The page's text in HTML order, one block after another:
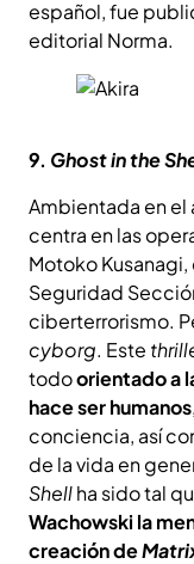
español, fue
editorial Norma.
9. Ghost in the
Ambientada en el
centra en las
Motoko
Seguridad
ciberterrorismo.
cyborg. Este
todoorientado a
hace ser humanos
conciencia, así
de la vida en
Shellha sido tal
Wachowski la
creación de